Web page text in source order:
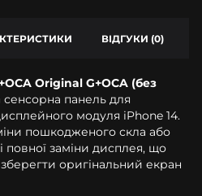
ВІДГУКИ (0)
Original G+OCA (без
сенсорна панель для
модуля iPhone 14.
пошкодженого скла або
повної заміни дисплея, що
оригінальний екран